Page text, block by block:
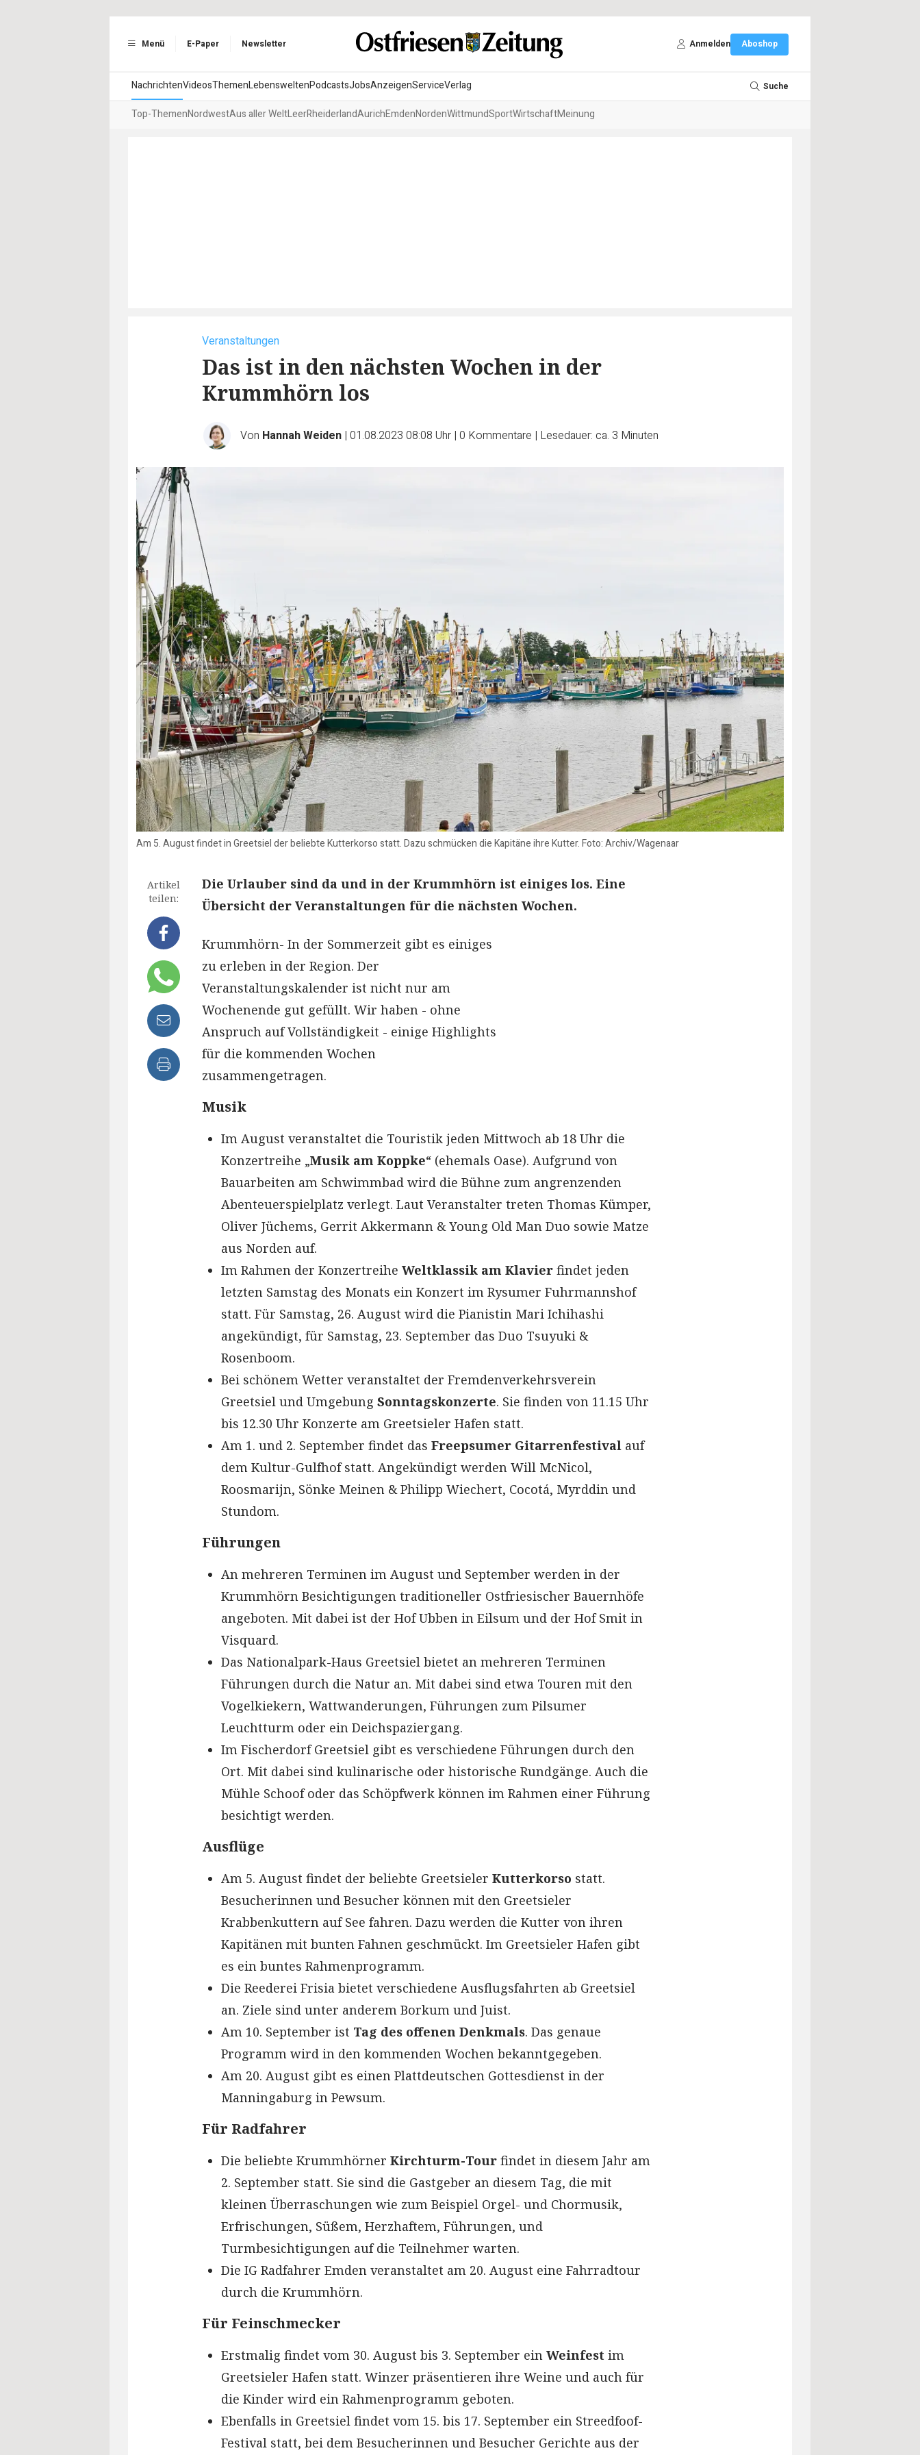
Menü E-Paper Newsletter Anmelden Aboshop
NachrichtenVideosThemenLebensweltenPodcastsJobsAnzeigenServiceVerlag Suche
Top-ThemenNordwestAus aller WeltLeerRheiderlandAurichEmdenNordenWittmundSportWirtschaftMeinung
Veranstaltungen
Das ist in den nächsten Wochen in der
Krummhörn los
Von Hannah Weiden | 01.08.2023 08:08 Uhr | 0 Kommentare | Lesedauer: ca. 3 Minuten
Am 5. August findet in Greetsiel der beliebte Kutterkorso statt. Dazu schmücken die Kapitäne ihre Kutter. Foto: Archiv/Wagenaar
Artikel
teilen:
Die Urlauber sind da und in der Krummhörn ist einiges los. Eine
Übersicht der Veranstaltungen für die nächsten Wochen.
Krummhörn- In der Sommerzeit gibt es einiges
zu erleben in der Region. Der
Veranstaltungskalender ist nicht nur am
Wochenende gut gefüllt. Wir haben - ohne
Anspruch auf Vollständigkeit - einige Highlights
für die kommenden Wochen
zusammengetragen.
Musik
Im August veranstaltet die Touristik jeden Mittwoch ab 18 Uhr die
Konzertreihe „Musik am Koppke“ (ehemals Oase). Aufgrund von
Bauarbeiten am Schwimmbad wird die Bühne zum angrenzenden
Abenteuerspielplatz verlegt. Laut Veranstalter treten Thomas Kümper,
Oliver Jüchems, Gerrit Akkermann & Young Old Man Duo sowie Matze
aus Norden auf.
Im Rahmen der Konzertreihe Weltklassik am Klavier findet jeden
letzten Samstag des Monats ein Konzert im Rysumer Fuhrmannshof
statt. Für Samstag, 26. August wird die Pianistin Mari Ichihashi
angekündigt, für Samstag, 23. September das Duo Tsuyuki &
Rosenboom.
Bei schönem Wetter veranstaltet der Fremdenverkehrsverein
Greetsiel und Umgebung Sonntagskonzerte. Sie finden von 11.15 Uhr
bis 12.30 Uhr Konzerte am Greetsieler Hafen statt.
Am 1. und 2. September findet das Freepsumer Gitarrenfestival auf
dem Kultur-Gulfhof statt. Angekündigt werden Will McNicol,
Roosmarijn, Sönke Meinen & Philipp Wiechert, Cocotá, Myrddin und
Stundom.
Führungen
An mehreren Terminen im August und September werden in der
Krummhörn Besichtigungen traditioneller Ostfriesischer Bauernhöfe
angeboten. Mit dabei ist der Hof Ubben in Eilsum und der Hof Smit in
Visquard.
Das Nationalpark-Haus Greetsiel bietet an mehreren Terminen
Führungen durch die Natur an. Mit dabei sind etwa Touren mit den
Vogelkiekern, Wattwanderungen, Führungen zum Pilsumer
Leuchtturm oder ein Deichspaziergang.
Im Fischerdorf Greetsiel gibt es verschiedene Führungen durch den
Ort. Mit dabei sind kulinarische oder historische Rundgänge. Auch die
Mühle Schoof oder das Schöpfwerk können im Rahmen einer Führung
besichtigt werden.
Ausflüge
Am 5. August findet der beliebte Greetsieler Kutterkorso statt.
Besucherinnen und Besucher können mit den Greetsieler
Krabbenkuttern auf See fahren. Dazu werden die Kutter von ihren
Kapitänen mit bunten Fahnen geschmückt. Im Greetsieler Hafen gibt
es ein buntes Rahmenprogramm.
Die Reederei Frisia bietet verschiedene Ausflugsfahrten ab Greetsiel
an. Ziele sind unter anderem Borkum und Juist.
Am 10. September ist Tag des offenen Denkmals. Das genaue
Programm wird in den kommenden Wochen bekanntgegeben.
Am 20. August gibt es einen Plattdeutschen Gottesdienst in der
Manningaburg in Pewsum.
Für Radfahrer
Die beliebte Krummhörner Kirchturm-Tour findet in diesem Jahr am
2. September statt. Sie sind die Gastgeber an diesem Tag, die mit
kleinen Überraschungen wie zum Beispiel Orgel- und Chormusik,
Erfrischungen, Süßem, Herzhaftem, Führungen, und
Turmbesichtigungen auf die Teilnehmer warten.
Die IG Radfahrer Emden veranstaltet am 20. August eine Fahrradtour
durch die Krummhörn.
Für Feinschmecker
Erstmalig findet vom 30. August bis 3. September ein Weinfest im
Greetsieler Hafen statt. Winzer präsentieren ihre Weine und auch für
die Kinder wird ein Rahmenprogramm geboten.
Ebenfalls in Greetsiel findet vom 15. bis 17. September ein Streedfoof-
Festival statt, bei dem Besucherinnen und Besucher Gerichte aus der